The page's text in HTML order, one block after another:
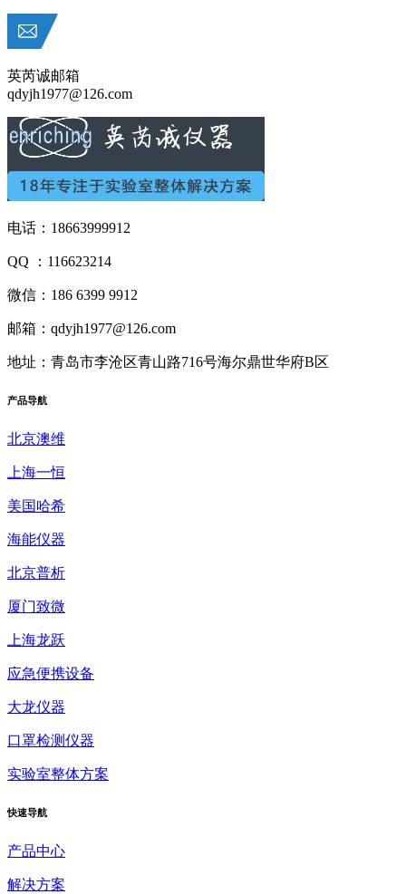
英芮诚邮箱
qdyjh1977@126.com
电话：18663999912
QQ ：116623214
微信：186 6399 9912
邮箱：qdyjh1977@126.com
地址：青岛市李沧区青山路716号海尔鼎世华府B区
产品导航
北京澳维
上海一恒
美国哈希
海能仪器
北京普析
厦门致微
上海龙跃
应急便携设备
大龙仪器
口罩检测仪器
实验室整体方案
快速导航
产品中心
解决方案